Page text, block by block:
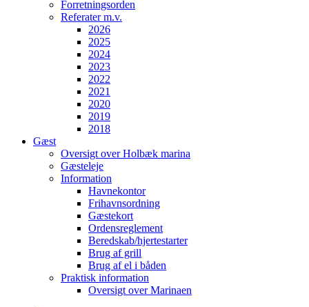
Forretningsorden
Referater m.v.
2026
2025
2024
2023
2022
2021
2020
2019
2018
Gæst
Oversigt over Holbæk marina
Gæsteleje
Information
Havnekontor
Frihavnsordning
Gæstekort
Ordensreglement
Beredskab/hjertestarter
Brug af grill
Brug af el i båden
Praktisk information
Oversigt over Marinaen